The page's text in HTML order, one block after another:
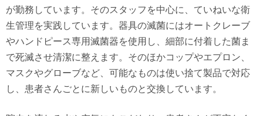
が勤務しています。そのスタッフを中心に、ていねいな衛
生管理を実践しています。器具の滅菌にはオートクレーブ
やハンドピース専用滅菌器を使用し、細部に付着した菌ま
で死滅させ清潔に整えます。そのほかコップやエプロン、
マスクやグローブなど、可能なものは使い捨て製品で対応
し、患者さんごとに新しいものと交換しています。